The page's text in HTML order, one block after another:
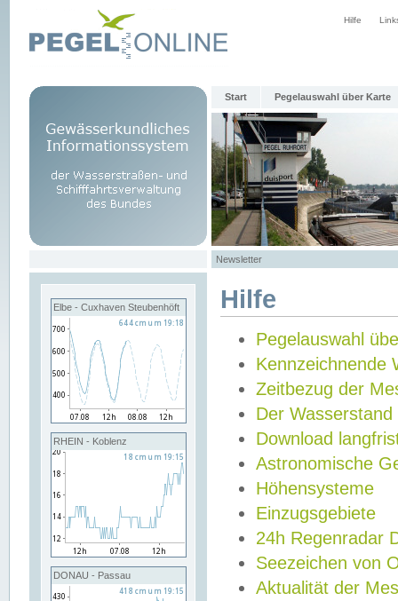
Hilfe
Start Pegelauswahl über Karte
Newsletter
Elbe - Cuxhaven Steubenhöft
RHEIN - Koblenz
DONAU - Passau
Hilfe
Pegelauswahl
Kennzeichnende
Zeitbezug der
Der Wasserstand
Download
Astronomische
Höhensysteme
Einzugsgebiete
24h Regenradar
Seezeichen von
Aktualität der